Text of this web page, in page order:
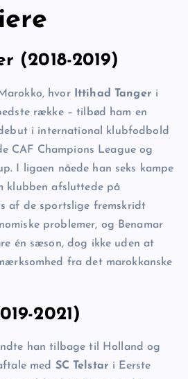
(2018-2019)
hvor Ittihad Tanger i
række – tilbød ham en
i international klubfodbold
CAF Champions League og
I ligaen nåede han seks kampe
klubben afsluttede på
af de sportslige fremskridt
problemer, og Benamar
én sæson, dog ikke uden at
fra det marokkanske
2021)
han tilbage til Holland og
med SC Telstar i Eerste